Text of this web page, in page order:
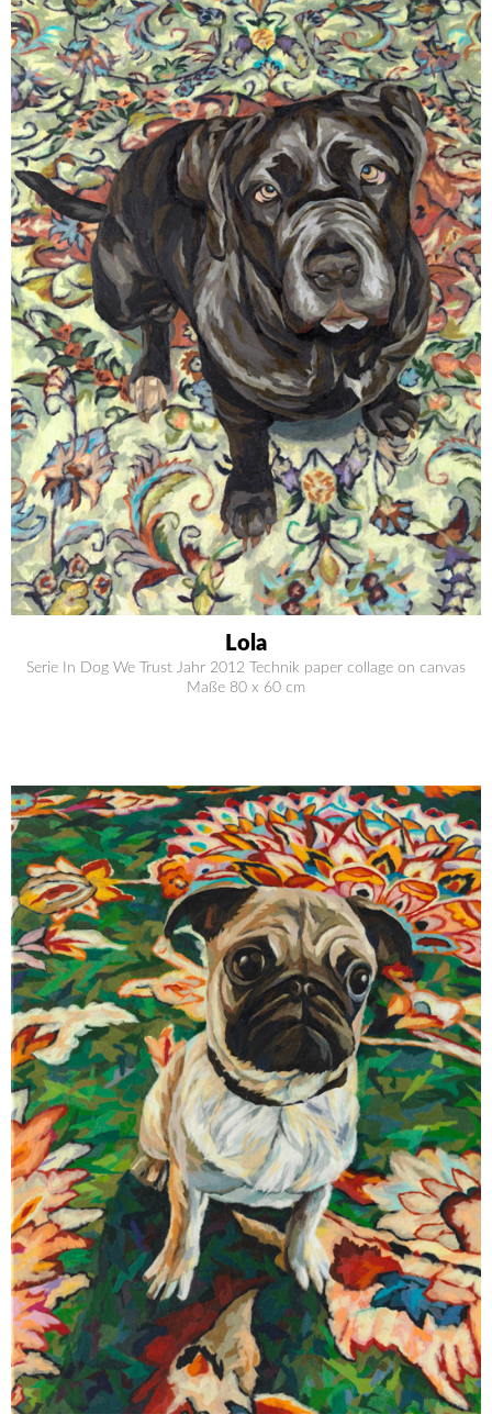
Lola
Serie In Dog We Trust Jahr 2012 Technik paper collage on canvas
Maße 80 x 60 cm